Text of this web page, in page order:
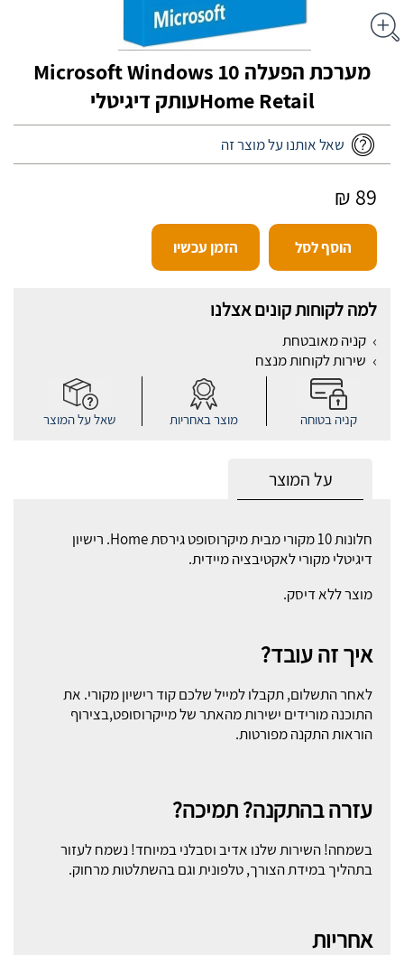
מערכת הפעלה Microsoft Windows 10
Home Retailעותק דיגיטלי
שאל אותנו על מוצר זה
89 ₪
הוסף לסל הזמן עכשיו
למה לקוחות קונים אצלנו
קניה מאובטחת
שירות לקוחות מנצח
קניה בטוחה מוצר באחריות שאל על המוצר
על המוצר
חלונות 10 מקורי מבית מיקרוסופט גירסת Home. רישיון
דיגיטלי מקורי לאקטיבציה מיידית.
מוצר ללא דיסק.
איך זה עובד?
לאחר התשלום, תקבלו למייל שלכם קוד רישיון מקורי. את
התוכנה מורידים ישירות מהאתר של מייקרוסופט,בצירוף
הוראות התקנה מפורטות.
עזרה בהתקנה? תמיכה?
בשמחה! השירות שלנו אדיב וסבלני במיוחד! נשמח לעזור
בתהליך במידת הצורך, טלפונית וגם בהשתלטות מרחוק.
אחריות